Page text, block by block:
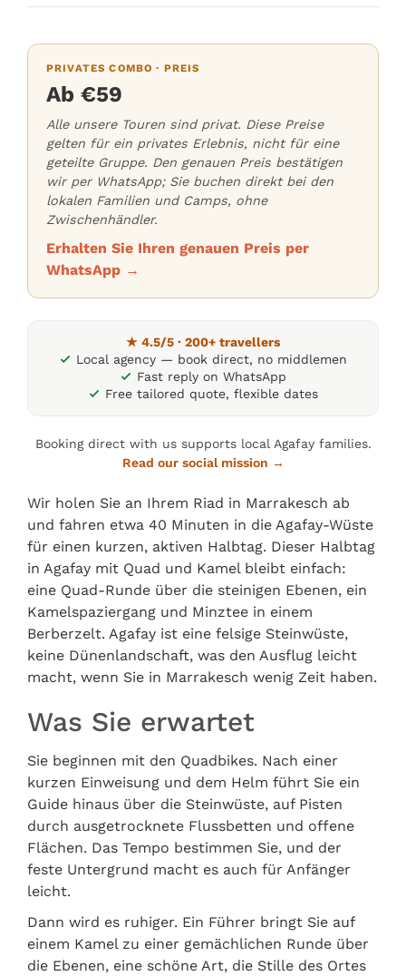
PRIVATES COMBO · PREIS
Ab €59
Alle unsere Touren sind privat. Diese Preise
gelten für ein privates Erlebnis, nicht für eine
geteilte Gruppe. Den genauen Preis bestätigen
wir per WhatsApp; Sie buchen direkt bei den
lokalen Familien und Camps, ohne
Zwischenhändler.
Erhalten Sie Ihren genauen Preis per
WhatsApp →
★ 4.5/5 · 200+ travellers
Local agency — book direct, no middlemen
Fast reply on WhatsApp
Free tailored quote, flexible dates
Booking direct with us supports local Agafay families.
Read our social mission →
Wir holen Sie an Ihrem Riad in Marrakesch ab
und fahren etwa 40 Minuten in die Agafay-Wüste
für einen kurzen, aktiven Halbtag. Dieser Halbtag
in Agafay mit Quad und Kamel bleibt einfach:
eine Quad-Runde über die steinigen Ebenen, ein
Kamelspaziergang und Minztee in einem
Berberzelt. Agafay ist eine felsige Steinwüste,
keine Dünenlandschaft, was den Ausflug leicht
macht, wenn Sie in Marrakesch wenig Zeit haben.
Was Sie erwartet
Sie beginnen mit den Quadbikes. Nach einer
kurzen Einweisung und dem Helm führt Sie ein
Guide hinaus über die Steinwüste, auf Pisten
durch ausgetrocknete Flussbetten und offene
Flächen. Das Tempo bestimmen Sie, und der
feste Untergrund macht es auch für Anfänger
leicht.
Dann wird es ruhiger. Ein Führer bringt Sie auf
einem Kamel zu einer gemächlichen Runde über
die Ebenen, eine schöne Art, die Stille des Ortes